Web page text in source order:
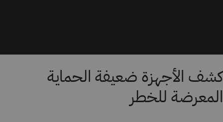
كشف الأجهزة ضعيفة الحماية
المعرضة للخطر